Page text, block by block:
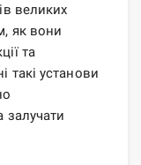
великих
як вони
та
такі установи
залучати